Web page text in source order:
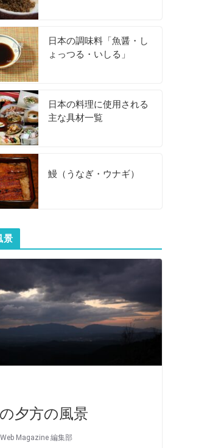
日本の調味料「魚醤・し
ょっつる・いしる」
日本の料理に使用される
主な具材一覧
鰻（うなぎ・ウナギ）
景
夕方の風景
Magazine 編集部